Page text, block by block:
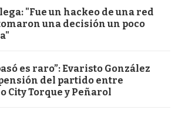
"Fue un hackeo de una red
una decisión un poco
es raro”: Evaristo González
del partido entre
City Torque y Peñarol